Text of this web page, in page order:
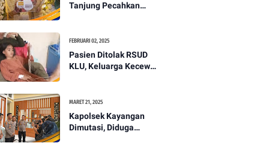
Tanjung Pecahkan
PENANTB
FEBRUARI 02, 2025
Pasien Ditolak RSUD
KLU, Keluarga Kecewa
MARET 21, 2025
Kapolsek Kayangan
Dimutasi, Diduga